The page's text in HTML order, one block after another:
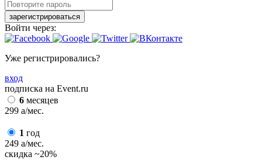
зарегистрироваться
Войти через:
Уже регистрировались?
вход
подписка на Event.ru
6 месяцев
299 a/мес.
1 год
249 a/мес.
скидка ~20%